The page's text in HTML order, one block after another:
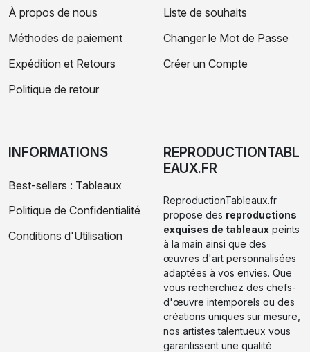
À propos de nous
Méthodes de paiement
Expédition et Retours
Politique de retour
Liste de souhaits
Changer le Mot de Passe
Créer un Compte
INFORMATIONS
Best-sellers : Tableaux
Politique de Confidentialité
Conditions d'Utilisation
REPRODUCTIONTABL
EAUX.FR
ReproductionTableaux.fr
propose des reproductions
exquises de tableaux peints
à la main ainsi que des
œuvres d'art personnalisées
adaptées à vos envies. Que
vous recherchiez des chefs-
d'œuvre intemporels ou des
créations uniques sur mesure,
nos artistes talentueux vous
garantissent une qualité